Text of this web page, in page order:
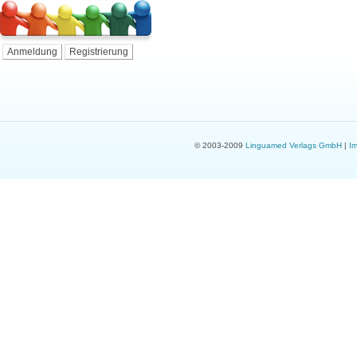
Anmeldung Registrierung
© 2003-2009 Linguamed Verlags GmbH|